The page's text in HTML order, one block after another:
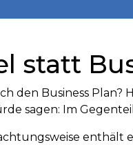
statt
den Business Plan?
sagen: Im
enthält